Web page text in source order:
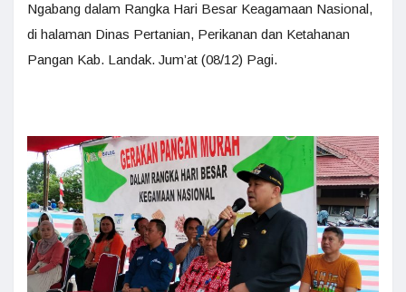
Ngabang dalam Rangka Hari Besar Keagamaan Nasional,
di halaman Dinas Pertanian, Perikanan dan Ketahanan
Pangan Kab. Landak. Jum’at (08/12) Pagi.